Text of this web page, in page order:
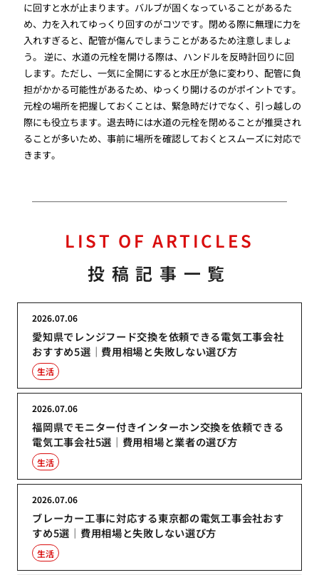
に回すと水が止まります。バルブが固くなっていることがあるた
め、力を入れてゆっくり回すのがコツです。閉める際に無理に力を
入れすぎると、配管が傷んでしまうことがあるため注意しましょ
う。 逆に、水道の元栓を開ける際は、ハンドルを反時計回りに回
します。ただし、一気に全開にすると水圧が急に変わり、配管に負
担がかかる可能性があるため、ゆっくり開けるのがポイントです。
元栓の場所を把握しておくことは、緊急時だけでなく、引っ越しの
際にも役立ちます。退去時には水道の元栓を閉めることが推奨され
ることが多いため、事前に場所を確認しておくとスムーズに対応で
きます。
LIST OF ARTICLES
投稿記事一覧
愛知県でレンジフード交換を依頼できる電気工事会社
おすすめ5選｜費用相場と失敗しない選び方
2026.07.06
生活
福岡県でモニター付きインターホン交換を依頼できる
電気工事会社5選｜費用相場と業者の選び方
2026.07.06
生活
ブレーカー工事に対応する東京都の電気工事会社おす
すめ5選｜費用相場と失敗しない選び方
2026.07.06
生活